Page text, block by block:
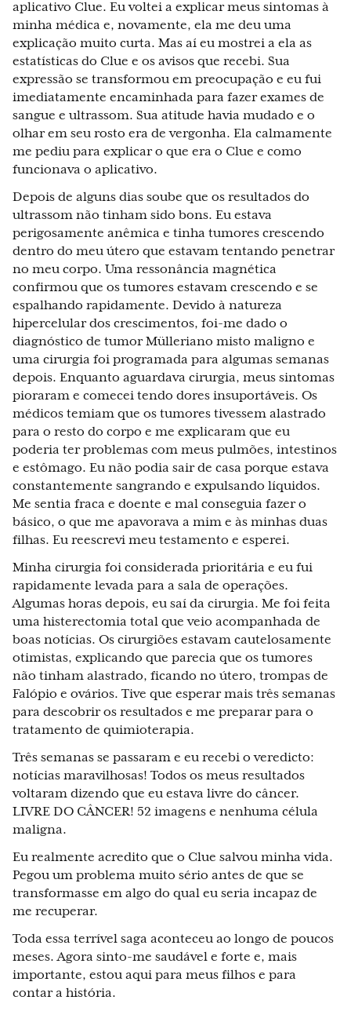
aplicativo Clue. Eu voltei a explicar meus sintomas à
minha médica e, novamente, ela me deu uma
explicação muito curta. Mas aí eu mostrei a ela as
estatísticas do Clue e os avisos que recebi. Sua
expressão se transformou em preocupação e eu fui
imediatamente encaminhada para fazer exames de
sangue e ultrassom. Sua atitude havia mudado e o
olhar em seu rosto era de vergonha. Ela calmamente
me pediu para explicar o que era o Clue e como
funcionava o aplicativo.
Depois de alguns dias soube que os resultados do
ultrassom não tinham sido bons. Eu estava
perigosamente anêmica e tinha tumores crescendo
dentro do meu útero que estavam tentando penetrar
no meu corpo. Uma ressonância magnética
confirmou que os tumores estavam crescendo e se
espalhando rapidamente. Devido à natureza
hipercelular dos crescimentos, foi-me dado o
diagnóstico de tumor Mülleriano misto maligno e
uma cirurgia foi programada para algumas semanas
depois. Enquanto aguardava cirurgia, meus sintomas
pioraram e comecei tendo dores insuportáveis. Os
médicos temiam que os tumores tivessem alastrado
para o resto do corpo e me explicaram que eu
poderia ter problemas com meus pulmões, intestinos
e estômago. Eu não podia sair de casa porque estava
constantemente sangrando e expulsando líquidos.
Me sentia fraca e doente e mal conseguia fazer o
básico, o que me apavorava a mim e às minhas duas
filhas. Eu reescrevi meu testamento e esperei.
Minha cirurgia foi considerada prioritária e eu fui
rapidamente levada para a sala de operações.
Algumas horas depois, eu saí da cirurgia. Me foi feita
uma histerectomia total que veio acompanhada de
boas notícias. Os cirurgiões estavam cautelosamente
otimistas, explicando que parecia que os tumores
não tinham alastrado, ficando no útero, trompas de
Falópio e ovários. Tive que esperar mais três semanas
para descobrir os resultados e me preparar para o
tratamento de quimioterapia.
Três semanas se passaram e eu recebi o veredicto:
notícias maravilhosas! Todos os meus resultados
voltaram dizendo que eu estava livre do câncer.
LIVRE DO CÂNCER! 52 imagens e nenhuma célula
maligna.
Eu realmente acredito que o Clue salvou minha vida.
Pegou um problema muito sério antes de que se
transformasse em algo do qual eu seria incapaz de
me recuperar.
Toda essa terrível saga aconteceu ao longo de poucos
meses. Agora sinto-me saudável e forte e, mais
importante, estou aqui para meus filhos e para
contar a história.